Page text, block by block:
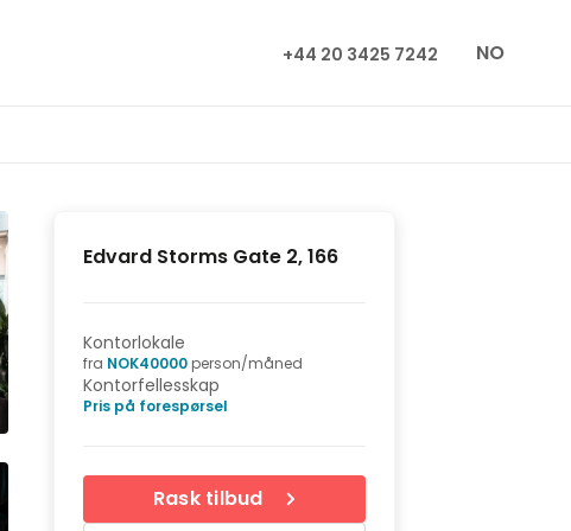
+44 20 3425 7242 NO
Edvard Storms Gate 2, 166
Kontorlokale
fra NOK40000 person/måned
Kontorfellesskap
Pris på forespørsel
Rask tilbud